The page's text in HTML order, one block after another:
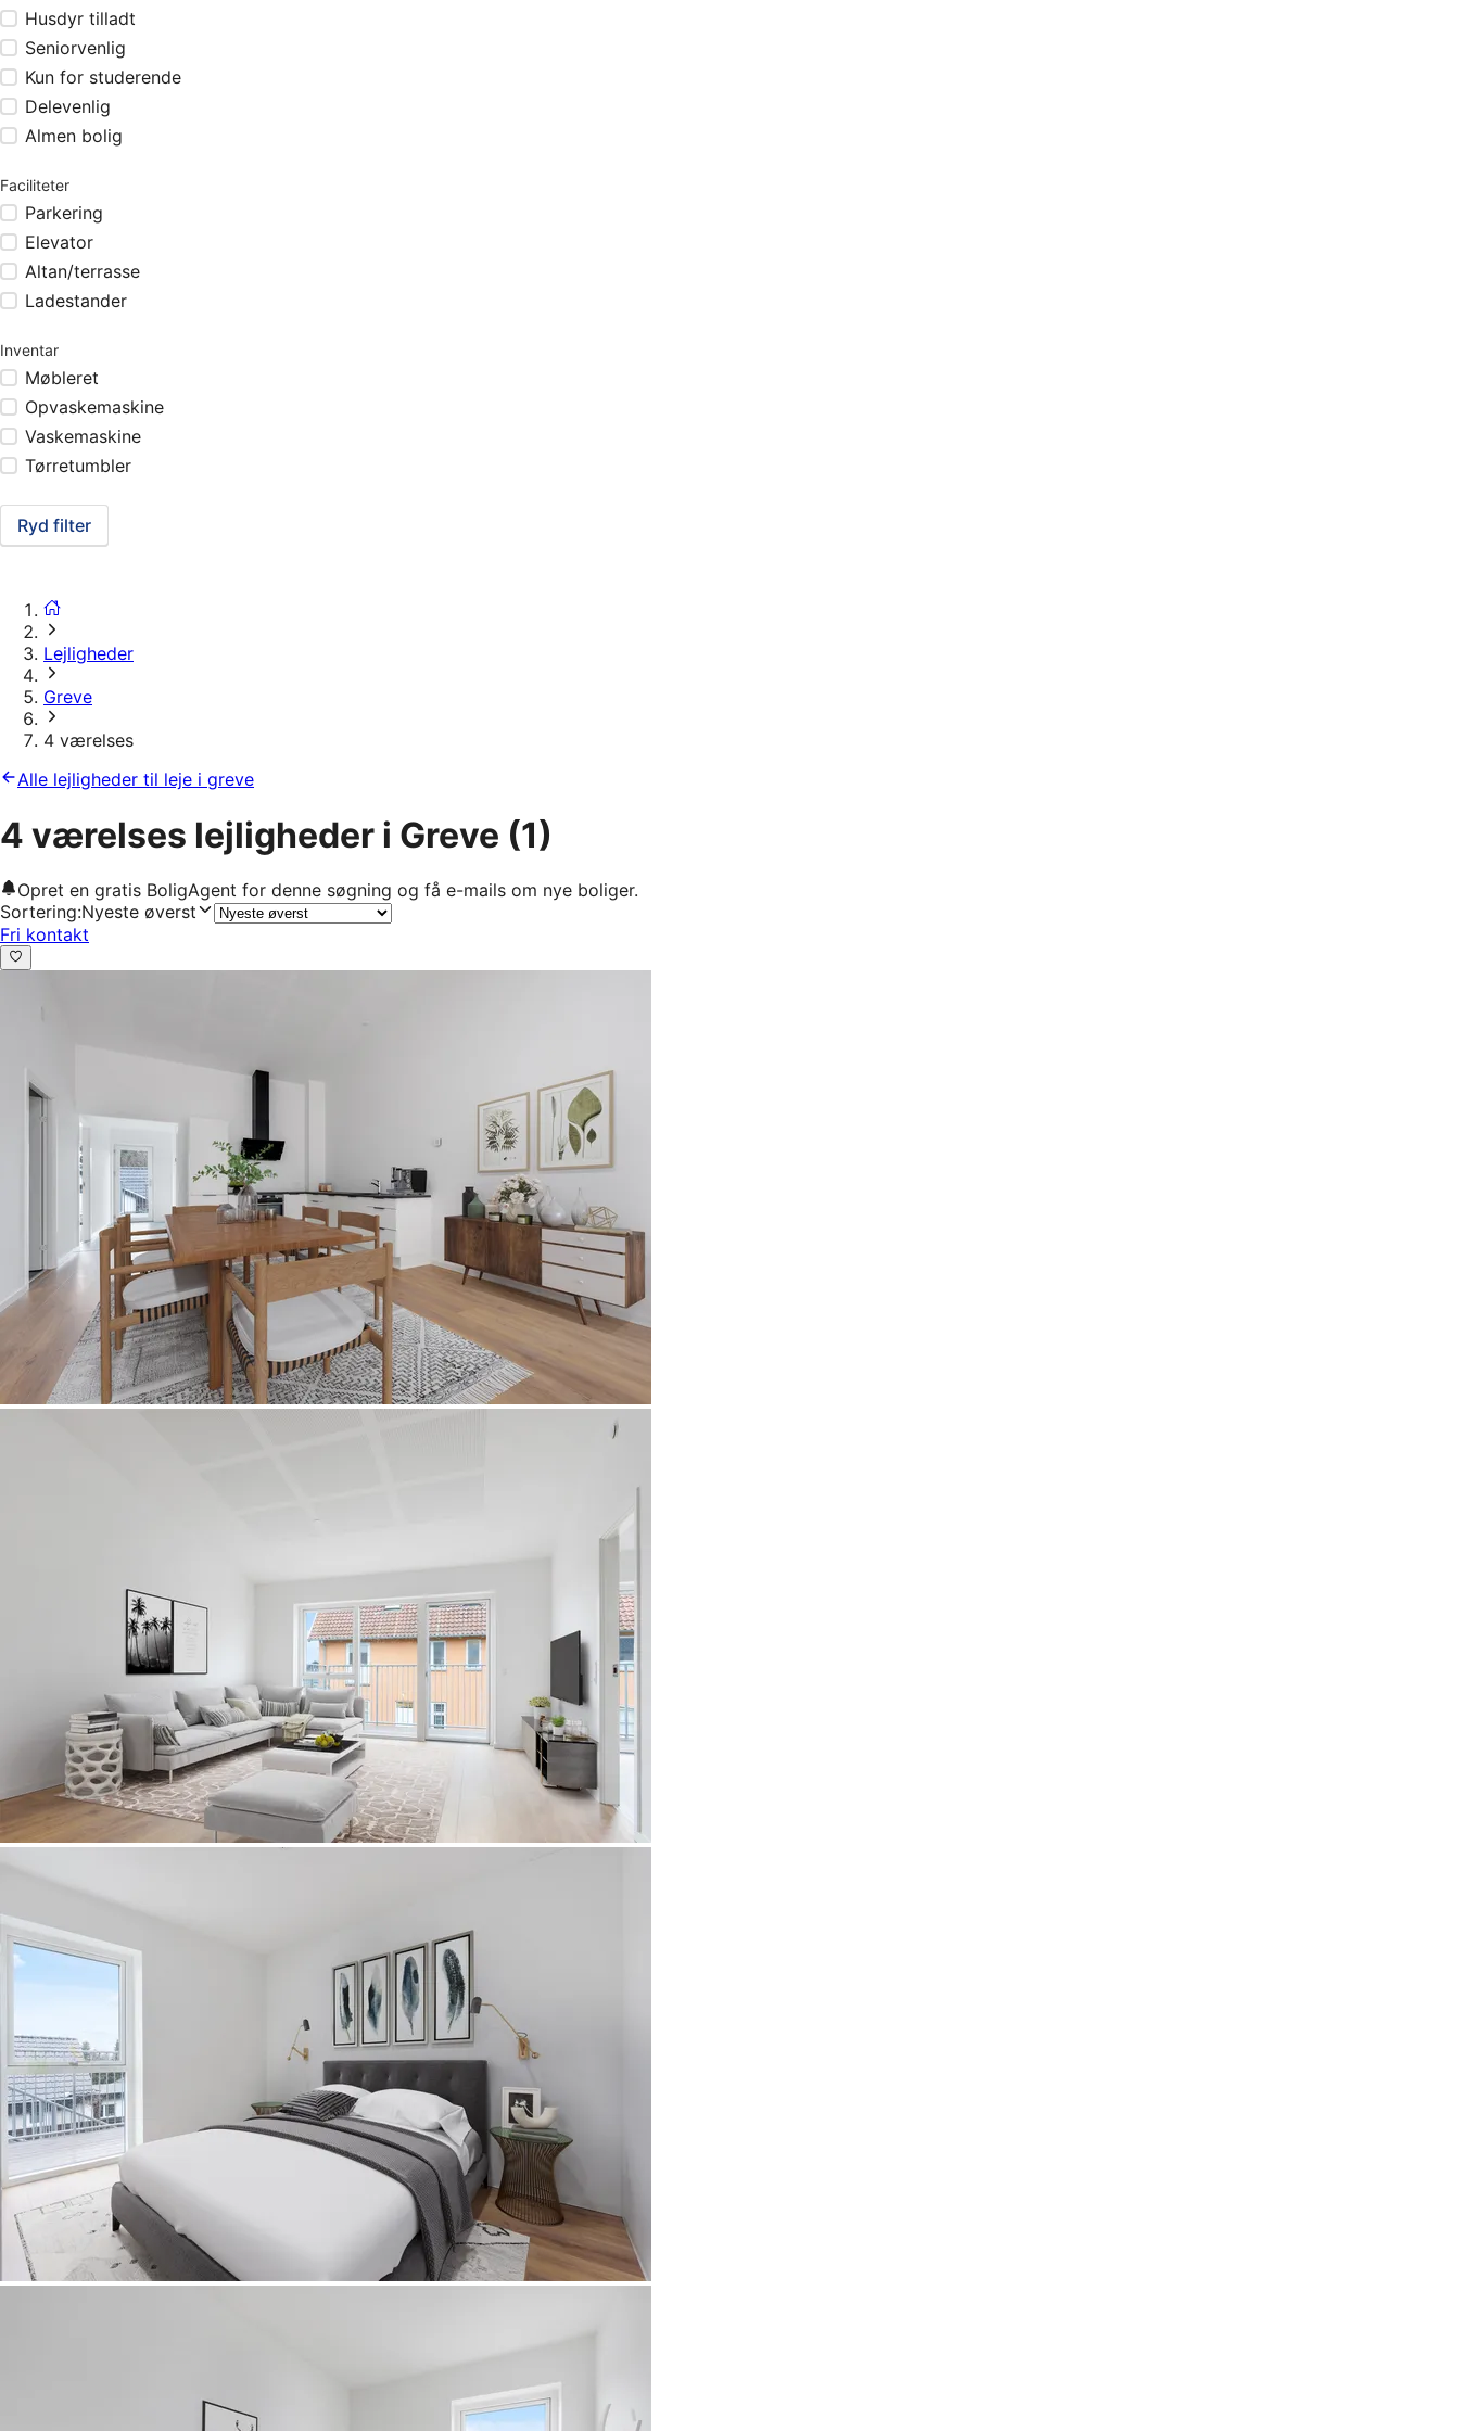
Husdyr tilladt
Seniorvenlig
Kun for studerende
Delevenlig
Almen bolig
Faciliteter
Parkering
Elevator
Altan/terrasse
Ladestander
Inventar
Møbleret
Opvaskemaskine
Vaskemaskine
Tørretumbler
Ryd filter
Lejligheder
Greve
4 værelses
Alle lejligheder til leje i greve
4 værelses lejligheder i Greve (1)
Opret en gratis BoligAgent for denne søgning og få e-mails om nye boliger.
Sortering:Nyeste øverst
Fri kontakt